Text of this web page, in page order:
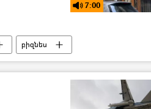
7:00
բիզնես